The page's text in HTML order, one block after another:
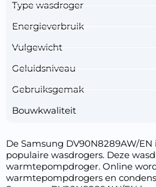
Type wasdroger
Energieverbruik
Vulgewicht
Geluidsniveau
Gebruiksgemak
Bouwkwaliteit
De Samsung DV90N8289AW/
populaire wasdrogers. Deze
warmtepompdroger. Online
warmtepompdrogers en